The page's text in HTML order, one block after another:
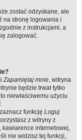
zostać odzyskane, ale
na stronę logowania i
z instrukcjami, a
zalogować.
Zapamiętaj mnie , witryna
będzie trwał tylko
niewłaściwemu użyciu
funkcję Loguj
z witryny z
internetowej,
nie widzisz tej funkcji,